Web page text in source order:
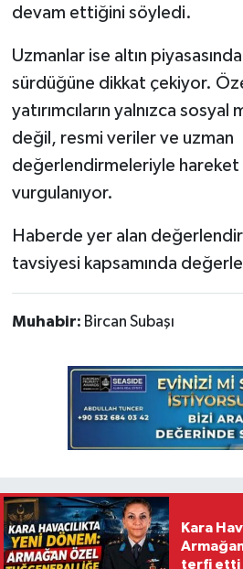
devam ettiğini söyledi.
Uzmanlar ise altın
sürdüğüne dikkat çekiyor.
yatırımcıların yalnızca
değil, resmi veriler ve uzman
değerlendirmeleriyle
vurgulanıyor.
Haberde yer alan
tavsiyesi kapsamında
Muhabir: Bircan Subaşı
Kara
terfi etti